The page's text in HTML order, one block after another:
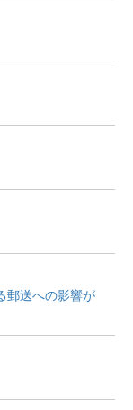
郵送への影響が